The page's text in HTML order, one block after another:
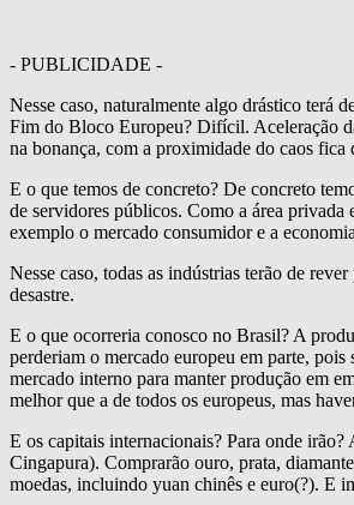
- PUBLICIDADE -
Nesse caso, naturalmente algo drástico terá
Fim do Bloco Europeu? Difícil. Aceleração
na bonança, com a proximidade do caos
E o que temos de concreto? De concreto
de servidores públicos. Como a área
exemplo o mercado consumidor e a
Nesse caso, todas as indústrias terão de
desastre.
E o que ocorreria conosco no Brasil? A
perderiam o mercado europeu em parte,
mercado interno para manter produção em
melhor que a de todos os europeus, mas
E os capitais internacionais? Para onde
Cingapura). Comprarão ouro, prata,
moedas, incluindo yuan chinês e euro(?). E